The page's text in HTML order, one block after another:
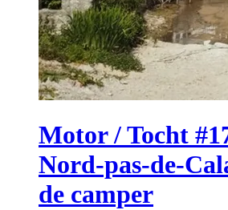
Motor / Tocht
Nord-pas-de-
de camper